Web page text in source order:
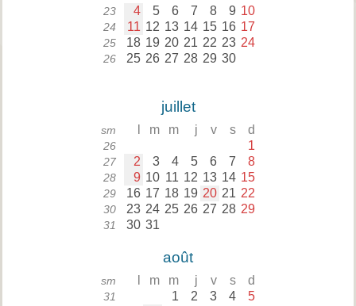
23 4 5 6 7 8 9 10
24 11 12 13 14 15 16 17
25 18 19 20 21 22 23 24
26 25 26 27 28 29 30
juillet
sm m m j v s d
26 1
27 2 3 4 5 6 7 8
28 9 10 11 12 13 14 15
29 16 17 18 19 20 21 22
30 23 24 25 26 27 28 29
31 30 31
août
sm m m j v s d
31 1 2 3 4 5